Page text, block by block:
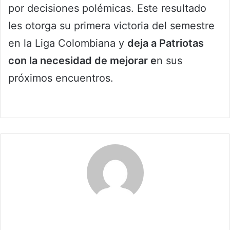
por decisiones polémicas. Este resultado
les otorga su primera victoria del semestre
en la Liga Colombiana y deja a Patriotas
con la necesidad de mejorar en sus
próximos encuentros.